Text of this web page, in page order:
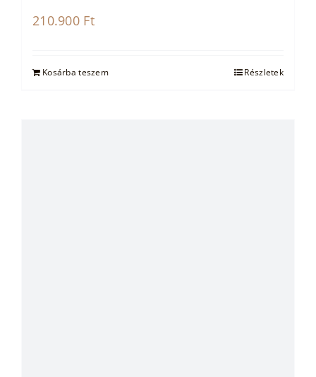
210.900 Ft
Kosárba teszem Részletek